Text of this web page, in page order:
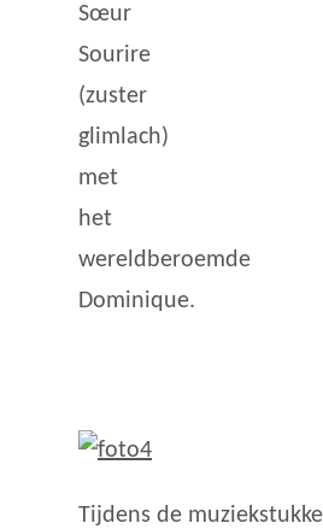
Sœur
Sourire
(zuster
glimlach)
met
het
wereldberoemde
Dominique.
Tijdens de